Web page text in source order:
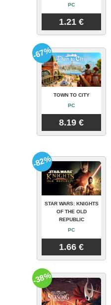
PC
1.21 €
TOWN TO CITY
PC
8.19 €
-67%
STAR WARS: KNIGHTS
OF THE OLD
REPUBLIC
PC
1.66 €
-82%
-38%